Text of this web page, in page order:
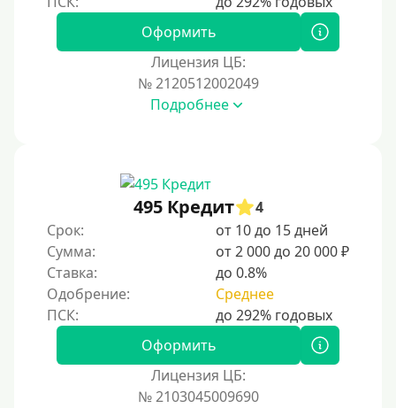
Оформить
Лицензия ЦБ:
№ 2120512002049
Подробнее
495 Кредит
4
Срок:
от 10 до 15 дней
Сумма:
от 2 000 до 20 000 ₽
Ставка:
до 0.8%
Одобрение:
Среднее
Оформить
Лицензия ЦБ:
№ 2103045009690